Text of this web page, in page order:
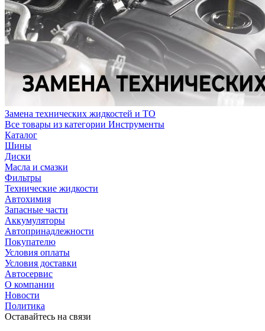
Замена технических жидкостей и ТО
Все товары из категории Инструменты
Каталог
Шины
Диски
Масла и смазки
Фильтры
Технические жидкости
Автохимия
Запасные части
Аккумуляторы
Автопринадлежности
Покупателю
Условия оплаты
Условия доставки
Автосервис
О компании
Новости
Политика
Оставайтесь на связи